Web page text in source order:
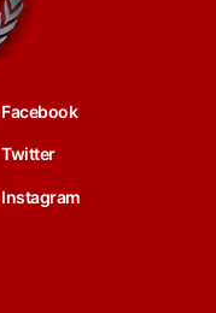
Facebook
Twitter
Instagram